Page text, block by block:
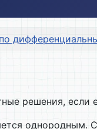
решения, если
однородным.